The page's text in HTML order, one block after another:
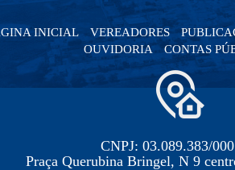
INICIAL VEREADORES
OUVIDORIA
CONTAS
CNPJ: 03.089.383/
Praça Querubina Bringel, N 9